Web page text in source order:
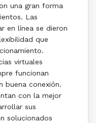
una gran forma
Las
en línea se dieron
que
virtuales
funcionan
buena conexión.
con la mejor
sus
solucionados